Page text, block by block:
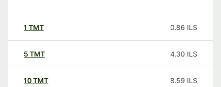
1 TMT 0.86 ILS
5 TMT 4.30 ILS
10TMT 8.59 ILS